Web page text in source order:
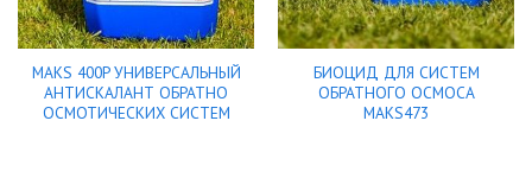
MAKS 400P УНИВЕРСАЛЬНЫЙ
АНТИСКАЛАНТ ОБРАТНО
ОСМОТИЧЕСКИХ СИСТЕМ
БИОЦИД ДЛЯ СИСТЕМ
ОБРАТНОГО ОСМОСА
MAKS473